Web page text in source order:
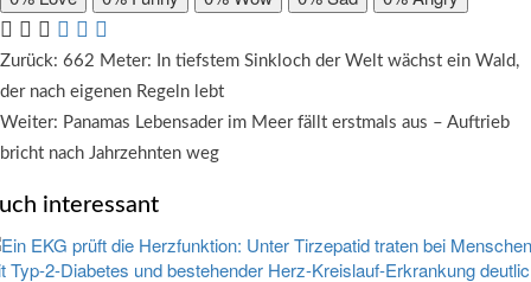
Beitragsnavigation
Zurück: 662 Meter: In tiefstem Sinkloch der Welt wächst ein Wald,
der nach eigenen Regeln lebt
Weiter: Panamas Lebensader im Meer fällt erstmals aus – Auftrieb
bricht nach Jahrzehnten weg
interessant